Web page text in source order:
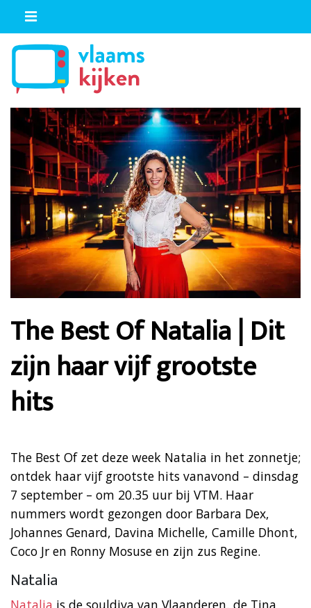
The Best Of Natalia | Dit
zijn haar vijf grootste
hits
The Best Of zet deze week Natalia in het zonnetje;
ontdek haar vijf grootste hits vanavond – dinsdag
7 september – om 20.35 uur bij VTM. Haar
nummers wordt gezongen door Barbara Dex,
Johannes Genard, Davina Michelle, Camille Dhont,
Coco Jr en Ronny Mosuse en zijn zus Regine.
Natalia
Natalia is de souldiva van Vlaanderen, de Tina